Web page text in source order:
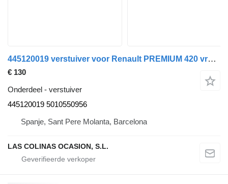
445120019 verstuiver voor Renault PREMIUM 420 vrachtwagen
€ 130
Onderdeel - verstuiver
445120019 5010550956
Spanje, Sant Pere Molanta, Barcelona
LAS COLINAS OCASION, S.L.